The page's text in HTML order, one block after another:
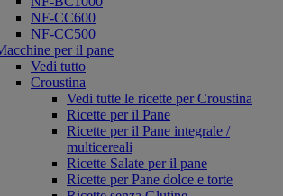
NF-CC600
NF-CC500
per il pane
Vedi tutto
Croustina
Vedi tutte le ricette per Croustina
Ricette per il Pane
Ricette per il Pane integrale /
multicereali
Ricette Salate per il pane
Ricette per Pane dolce e torte